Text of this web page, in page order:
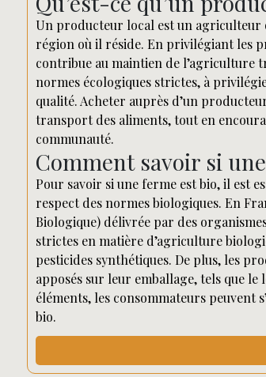
Un producteur local est un agriculteur
région où il réside. En privilégiant les
contribue au maintien de l’agriculture
normes écologiques strictes, à
qualité. Acheter auprès d’un
transport des aliments, tout en
communauté.
Comment savoir si
Pour savoir si une ferme est bio, il est
respect des normes biologiques. En
Biologique) délivrée par des
strictes en matière d’agriculture
pesticides synthétiques. De plus, les
apposés sur leur emballage, tels que
éléments, les consommateurs peuvent
bio.